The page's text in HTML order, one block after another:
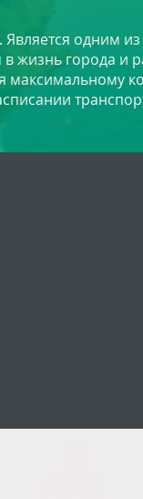
одним
жизнь города
максимальному